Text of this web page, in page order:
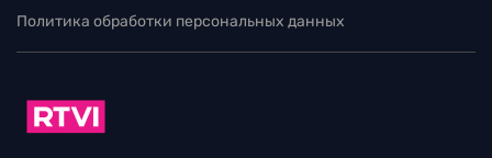
Политика обработки персональных данных